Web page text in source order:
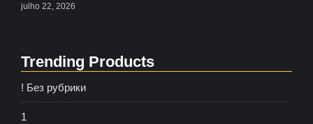
julho 22, 2026
Trending Products
! Без рубрики
1